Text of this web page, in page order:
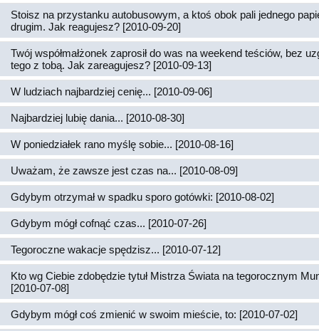
Stoisz na przystanku autobusowym, a ktoś obok pali jednego
drugim. Jak reagujesz? [2010-09-20]
Twój współmałżonek zaprosił do was na weekend teściów, bez
tego z tobą. Jak zareagujesz? [2010-09-13]
W ludziach najbardziej cenię... [2010-09-06]
Najbardziej lubię dania... [2010-08-30]
W poniedziałek rano myślę sobie... [2010-08-16]
Uważam, że zawsze jest czas na... [2010-08-09]
Gdybym otrzymał w spadku sporo gotówki: [2010-08-02]
Gdybym mógł cofnąć czas... [2010-07-26]
Tegoroczne wakacje spędzisz... [2010-07-12]
Kto wg Ciebie zdobędzie tytuł Mistrza Świata na tegorocznym
[2010-07-08]
Gdybym mógł coś zmienić w swoim mieście, to: [2010-07-02]